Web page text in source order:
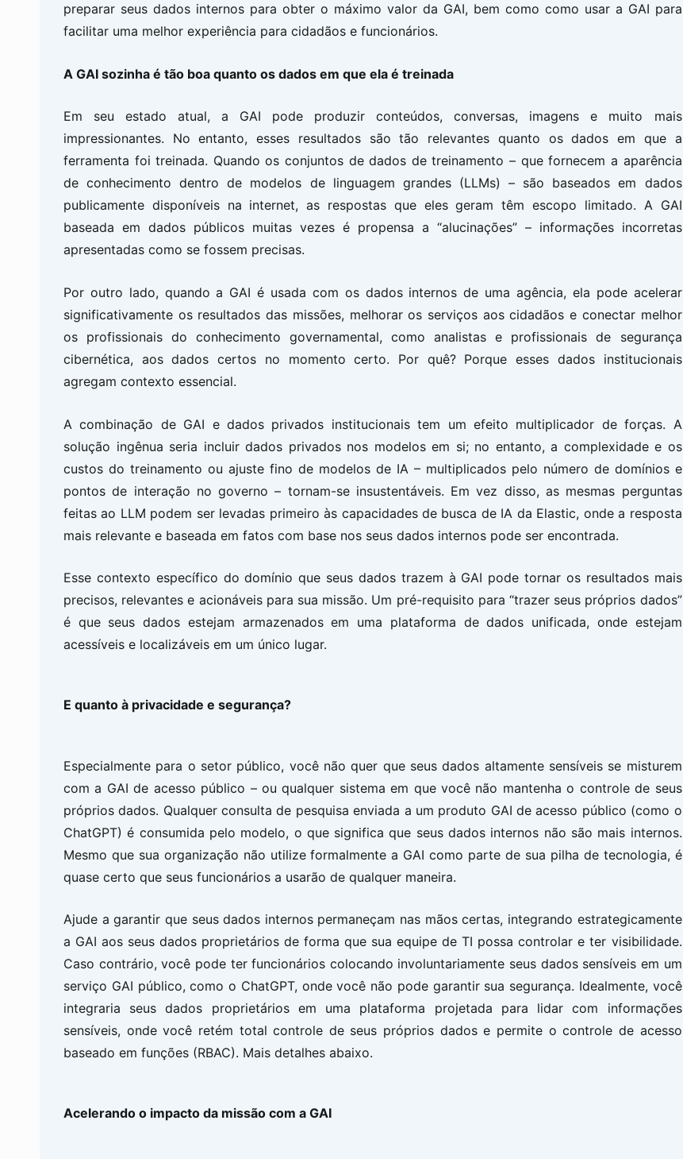
preparar seus dados internos para obter o máximo valor da GAI, bem como como usar a GAI para
facilitar uma melhor experiência para cidadãos e funcionários.
A GAI sozinha é tão boa quanto os dados em que ela é treinada
Em seu estado atual, a GAI pode produzir conteúdos, conversas, imagens e muito mais
impressionantes. No entanto, esses resultados são tão relevantes quanto os dados em que a
ferramenta foi treinada. Quando os conjuntos de dados de treinamento – que fornecem a aparência
de conhecimento dentro de modelos de linguagem grandes (LLMs) – são baseados em dados
publicamente disponíveis na internet, as respostas que eles geram têm escopo limitado. A GAI
baseada em dados públicos muitas vezes é propensa a “alucinações” – informações incorretas
apresentadas como se fossem precisas.
Por outro lado, quando a GAI é usada com os dados internos de uma agência, ela pode acelerar
significativamente os resultados das missões, melhorar os serviços aos cidadãos e conectar melhor
os profissionais do conhecimento governamental, como analistas e profissionais de segurança
cibernética, aos dados certos no momento certo. Por quê? Porque esses dados institucionais
agregam contexto essencial.
A combinação de GAI e dados privados institucionais tem um efeito multiplicador de forças. A
solução ingênua seria incluir dados privados nos modelos em si; no entanto, a complexidade e os
custos do treinamento ou ajuste fino de modelos de IA – multiplicados pelo número de domínios e
pontos de interação no governo – tornam-se insustentáveis. Em vez disso, as mesmas perguntas
feitas ao LLM podem ser levadas primeiro às capacidades de busca de IA da Elastic, onde a resposta
mais relevante e baseada em fatos com base nos seus dados internos pode ser encontrada.
Esse contexto específico do domínio que seus dados trazem à GAI pode tornar os resultados mais
precisos, relevantes e acionáveis para sua missão. Um pré-requisito para “trazer seus próprios dados”
é que seus dados estejam armazenados em uma plataforma de dados unificada, onde estejam
acessíveis e localizáveis em um único lugar.
E quanto à privacidade e segurança?
Especialmente para o setor público, você não quer que seus dados altamente sensíveis se misturem
com a GAI de acesso público – ou qualquer sistema em que você não mantenha o controle de seus
próprios dados. Qualquer consulta de pesquisa enviada a um produto GAI de acesso público (como o
ChatGPT) é consumida pelo modelo, o que significa que seus dados internos não são mais internos.
Mesmo que sua organização não utilize formalmente a GAI como parte de sua pilha de tecnologia, é
quase certo que seus funcionários a usarão de qualquer maneira.
Ajude a garantir que seus dados internos permaneçam nas mãos certas, integrando estrategicamente
a GAI aos seus dados proprietários de forma que sua equipe de TI possa controlar e ter visibilidade.
Caso contrário, você pode ter funcionários colocando involuntariamente seus dados sensíveis em um
serviço GAI público, como o ChatGPT, onde você não pode garantir sua segurança. Idealmente, você
integraria seus dados proprietários em uma plataforma projetada para lidar com informações
sensíveis, onde você retém total controle de seus próprios dados e permite o controle de acesso
baseado em funções (RBAC). Mais detalhes abaixo.
Acelerando o impacto da missão com a GAI